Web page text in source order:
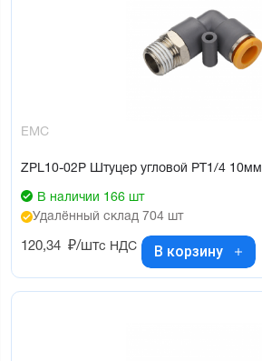
EMC
ZPL10-02P Штуцер угловой PT1/4 10мм
В наличии 166 шт
Удалённый склад 704 шт
120,34 ₽/штс НДС В корзину